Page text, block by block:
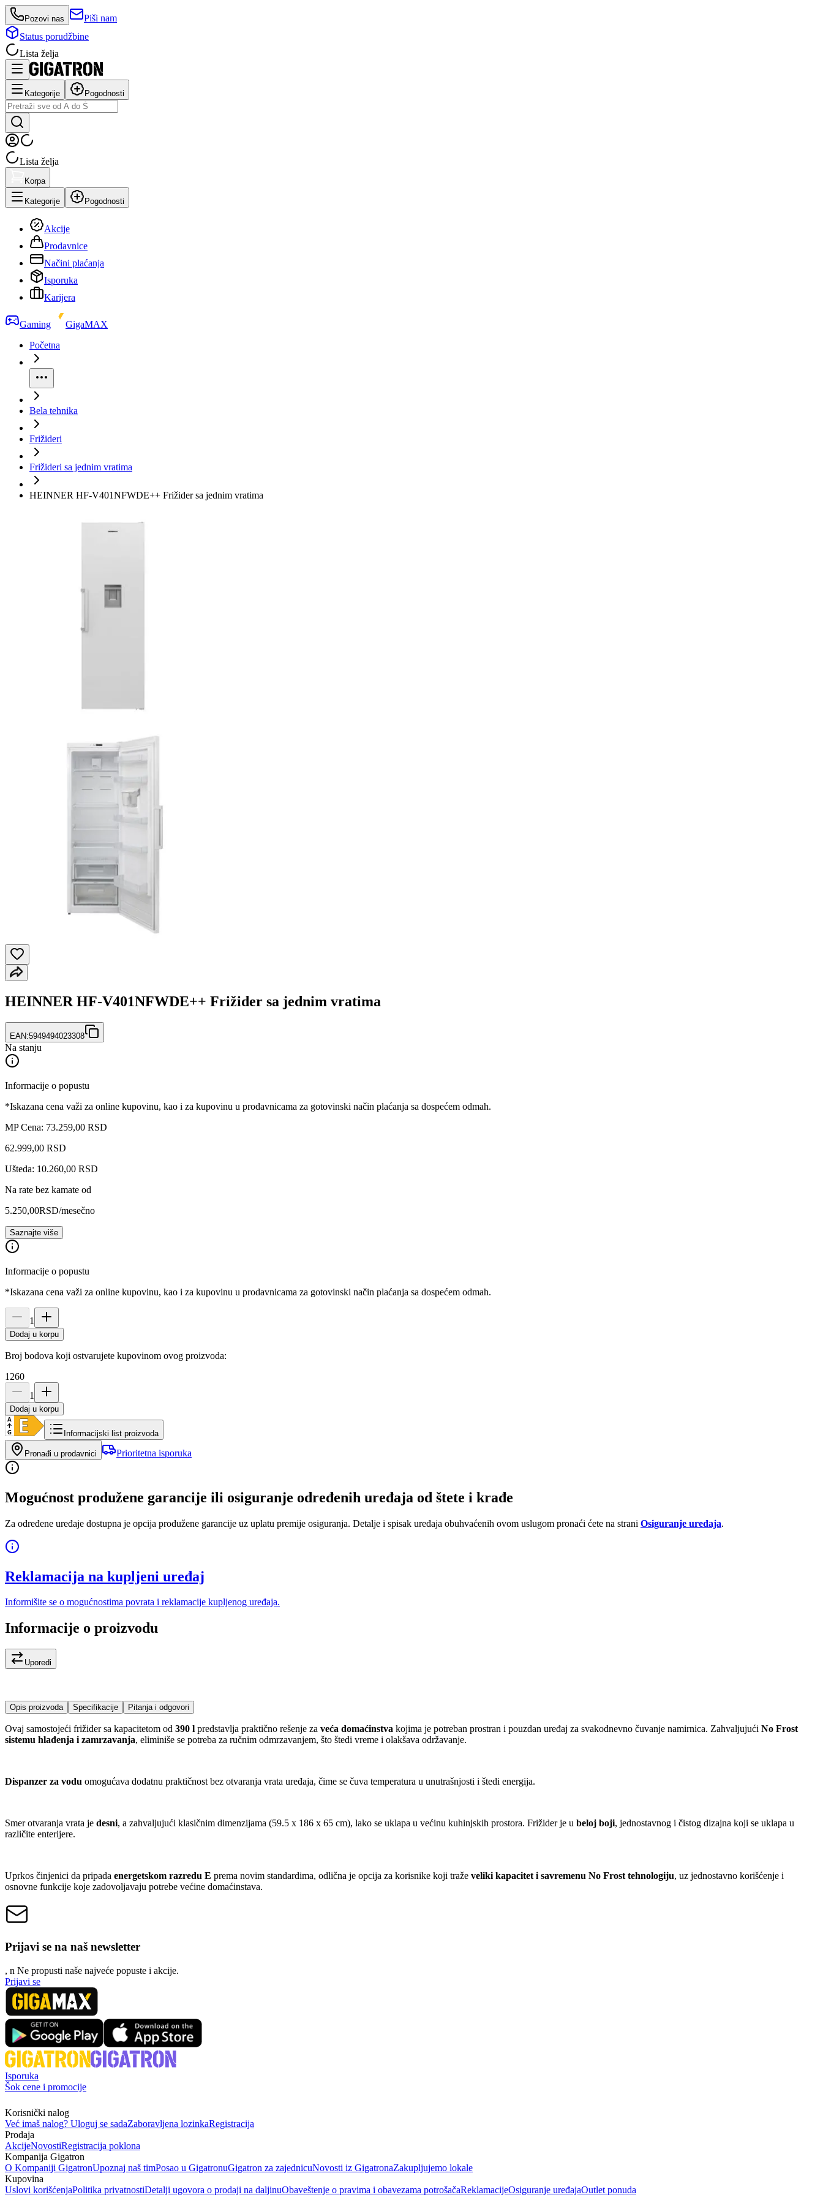
Pozovi nas
Piši nam
Status porudžbine
Lista želja
Kategorije Pogodnosti
Lista želja
Korpa
Kategorije Pogodnosti
Akcije
Prodavnice
Načini plaćanja
Isporuka
Karijera
Gaming
GigaMAX
Početna
Bela tehnika
Frižideri
Frižideri sa jednim vratima
HEINNER HF-V401NFWDE++ Frižider sa jednim vratima
HEINNER HF-V401NFWDE++ Frižider sa jednim vratima
EAN:5949494023308
Na stanju
Informacije o popustu
*Iskazana cena važi za online kupovinu, kao i za kupovinu u prodavnicama za gotovinski način plaćanja sa dospećem odmah.
MP Cena: 73.259,00 RSD
62.999,00 RSD
Ušteda: 10.260,00 RSD
Na rate bez kamate od
5.250,00RSD/mesečno
Saznajte više
Informacije o popustu
*Iskazana cena važi za online kupovinu, kao i za kupovinu u prodavnicama za gotovinski način plaćanja sa dospećem odmah.
1
Dodaj u korpu
Broj bodova koji ostvarujete kupovinom ovog proizvoda:
1260
1
Dodaj u korpu
Informacijski list proizvoda
Pronađi u prodavnici Prioritetna isporuka
Mogućnost produžene garancije ili osiguranje određenih uređaja od štete i krađe
Za određene uređaje dostupna je opcija produžene garancije uz uplatu premije osiguranja. Detalje i spisak uređaja obuhvaćenih ovom uslugom pronaći ćete na strani Osiguranje uređaja.
Reklamacija na kupljeni uređaj
Informišite se o mogućnostima povrata i reklamacije kupljenog uređaja.
Informacije o proizvodu
Uporedi
Opis proizvoda Specifikacije Pitanja i odgovori
Ovaj samostojeći frižider sa kapacitetom od 390 l predstavlja praktično rešenje za veća domaćinstva kojima je potreban prostran i pouzdan uređaj za svakodnevno čuvanje namirnica. Zahvaljujući No Frost
sistemu hlađenja i zamrzavanja, eliminiše se potreba za ručnim odmrzavanjem, što štedi vreme i olakšava održavanje.
Dispanzer za vodu omogućava dodatnu praktičnost bez otvaranja vrata uređaja, čime se čuva temperatura u unutrašnjosti i štedi energija.
Smer otvaranja vrata je desni, a zahvaljujući klasičnim dimenzijama (59.5 x 186 x 65 cm), lako se uklapa u većinu kuhinjskih prostora. Frižider je u beloj boji, jednostavnog i čistog dizajna koji se uklapa u
različite enterijere.
Uprkos činjenici da pripada energetskom razredu E prema novim standardima, odlična je opcija za korisnike koji traže veliki kapacitet i savremenu No Frost tehnologiju, uz jednostavno korišćenje i
osnovne funkcije koje zadovoljavaju potrebe većine domaćinstava.
Prijavi se na naš newsletter
, n Ne propusti naše najveće popuste i akcije.
Prijavi se
Isporuka
Šok cene i promocije
Korisnički nalog
Već imaš nalog? Uloguj se sadaZaboravljena lozinkaRegistracija
Prodaja
AkcijeNovostiRegistracija poklona
Kompanija Gigatron
O Kompaniji GigatronUpoznaj naš timPosao u GigatronuGigatron za zajednicuNovosti iz GigatronaZakupljujemo lokale
Kupovina
Uslovi korišćenjaPolitika privatnostiDetalji ugovora o prodaji na daljinuObaveštenje o pravima i obavezama potrošačaReklamacijeOsiguranje uređajaOutlet ponuda